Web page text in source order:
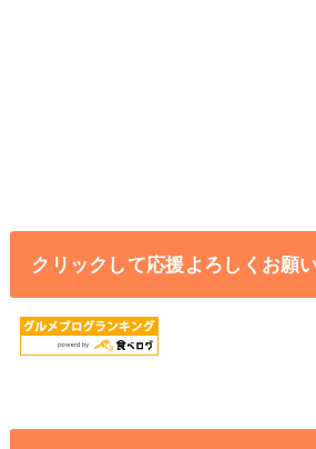
クリックして応援よろしくお願